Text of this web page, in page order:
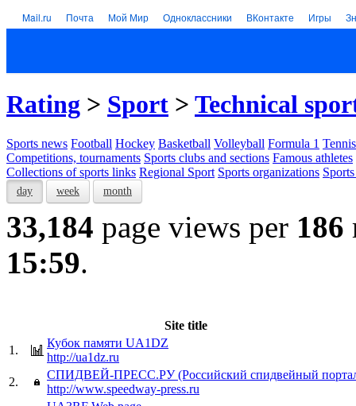
Mail.ru Почта Мой Мир Одноклассники ВКонтакте Игры
Rating > Sport > Technical
Sports news Football Hockey Basketball Volleyball Formula 1 Tennis
Competitions, tournaments Sports clubs and sections Famous athletes
Collections of sports links Regional Sport Sports organizations
day week month
33,184 page views per 186
15:59.
Site title
1.
Кубок памяти UA1DZ
http://ua1dz.ru
2.
СПИДВЕЙ-ПРЕСС.РУ (Российский спидвейный
http://www.speedway-press.ru